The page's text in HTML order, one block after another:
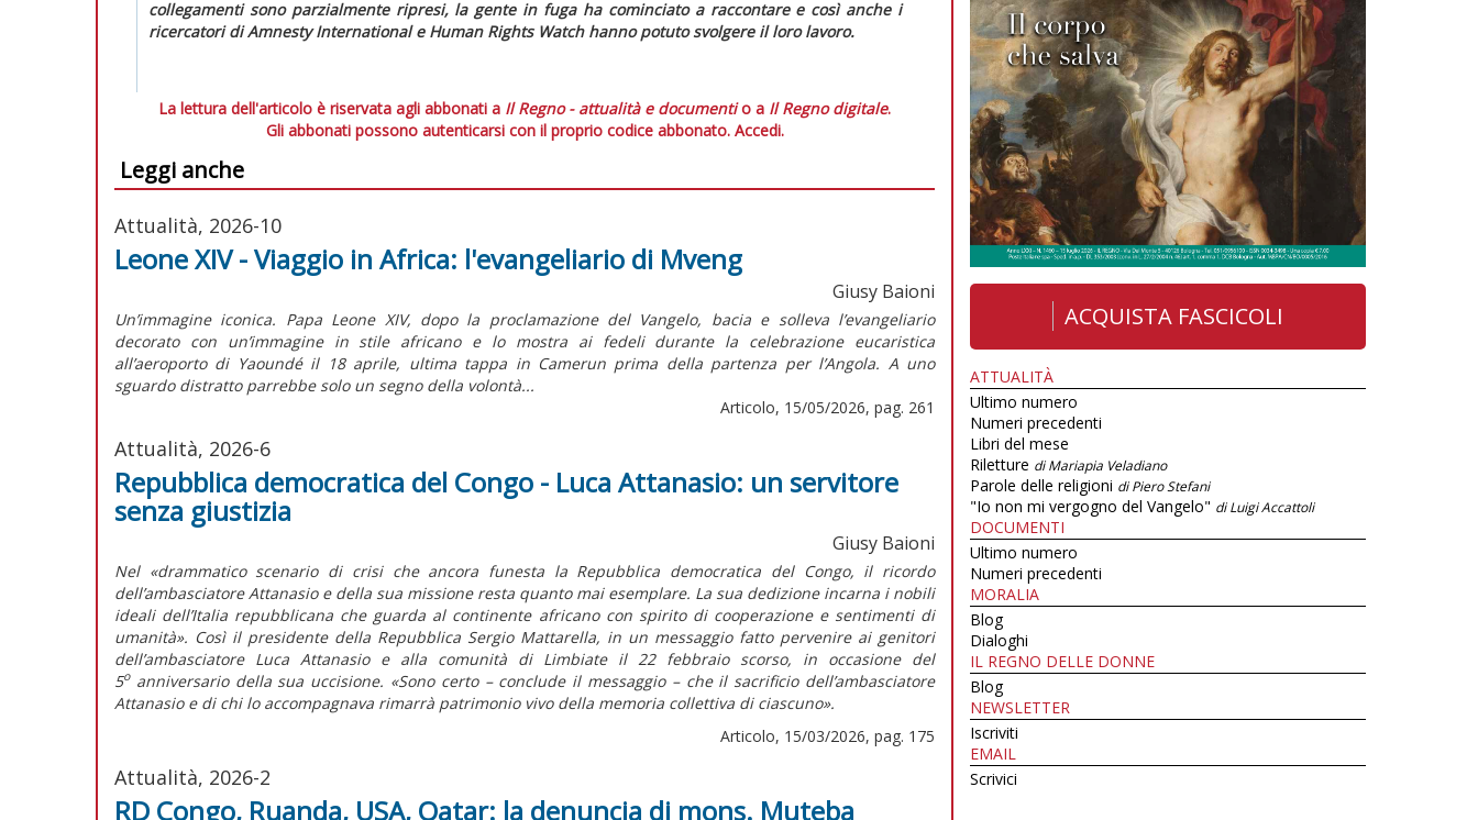
collegamenti sono parzialmente ripresi, la gente in fuga ha cominciato a raccontare e così anche i
ricercatori di Amnesty International e Human Rights Watch hanno potuto svolgere il loro lavoro.
La lettura dell'articolo è riservata agli abbonati a Il Regno - attualità e documentio a Il Regno digitale.
Gli abbonati possono autenticarsi con il proprio codice abbonato. Accedi.
Leggi anche
Attualità, 2026-10
Leone XIV - Viaggio in Africa: l'evangeliario di Mveng
Giusy Baioni
Un’immagine iconica. Papa Leone XIV, dopo la proclamazione del Vangelo, bacia e solleva l’evangeliario
decorato con un’immagine in stile africano e lo mostra ai fedeli durante la celebrazione eucaristica
all’aeroporto di Yaoundé il 18 aprile, ultima tappa in Camerun prima della partenza per l’Angola. A uno
sguardo distratto parrebbe solo un segno della volontà...
Articolo, 15/05/2026, pag. 261
Attualità, 2026-6
Repubblica democratica del Congo - Luca Attanasio: un servitore
senza giustizia
Giusy Baioni
Nel «drammatico scenario di crisi che ancora funesta la Repubblica democratica del Congo, il ricordo
dell’ambasciatore Attanasio e della sua missione resta quanto mai esemplare. La sua dedizione incarna i nobili
ideali dell’Italia repubblicana che guarda al continente africano con spirito di cooperazione e sentimenti di
umanità». Così il presidente della Repubblica Sergio Mattarella, in un messaggio fatto pervenire ai genitori
dell’ambasciatore Luca Attanasio e alla comunità di Limbiate il 22 febbraio scorso, in occasione del
5oanniversario della sua uccisione. «Sono certo – conclude il messaggio – che il sacrificio dell’ambasciatore
Attanasio e di chi lo accompagnava rimarrà patrimonio vivo della memoria collettiva di ciascuno».
Articolo, 15/03/2026, pag. 175
Attualità, 2026-2
RD Congo, Ruanda, USA, Qatar: la denuncia di mons. Muteba
ACQUISTA FASCICOLI
ATTUALITÀ
Ultimo numero
Numeri precedenti
Libri del mese
Riletture di Mariapia Veladiano
Parole delle religioni di Piero Stefani
"Io non mi vergogno del Vangelo" di Luigi Accattoli
DOCUMENTI
Ultimo numero
Numeri precedenti
MORALIA
Blog
Dialoghi
IL REGNO DELLE DONNE
Blog
NEWSLETTER
Iscriviti
EMAIL
Scrivici